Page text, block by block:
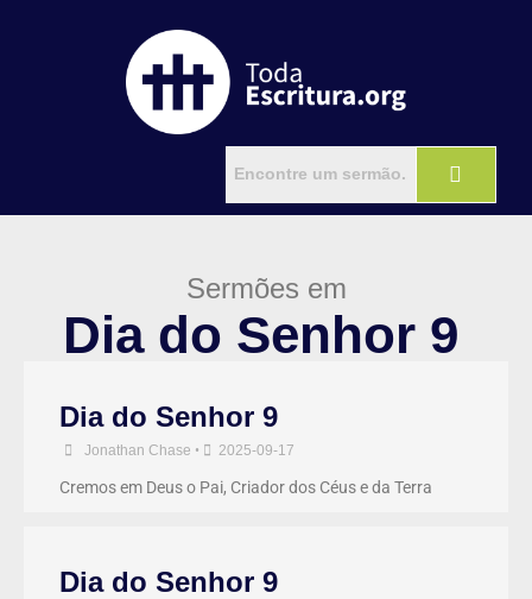
Sermões em
Dia do Senhor 9
Dia do Senhor 9
Jonathan Chase • 2025-09-17
Cremos em Deus o Pai, Criador dos Céus e da Terra
Dia do Senhor 9